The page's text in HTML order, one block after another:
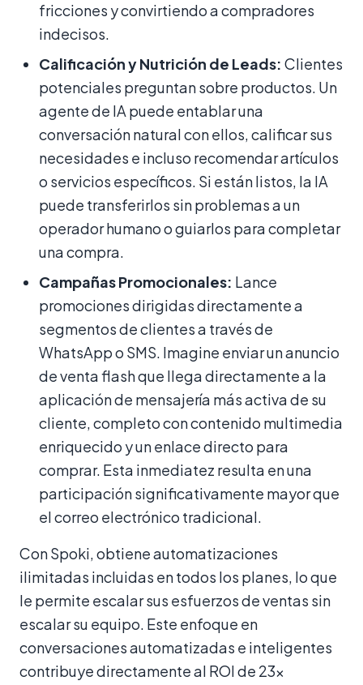
fricciones y convirtiendo a compradores
indecisos.
Calificación y Nutrición de Leads: Clientes
potenciales preguntan sobre productos. Un
agente de IA puede entablar una
conversación natural con ellos, calificar sus
necesidades e incluso recomendar artículos
o servicios específicos. Si están listos, la IA
puede transferirlos sin problemas a un
operador humano o guiarlos para completar
una compra.
Campañas Promocionales: Lance
promociones dirigidas directamente a
segmentos de clientes a través de
WhatsApp o SMS. Imagine enviar un anuncio
de venta flash que llega directamente a la
aplicación de mensajería más activa de su
cliente, completo con contenido multimedia
enriquecido y un enlace directo para
comprar. Esta inmediatez resulta en una
participación significativamente mayor que
el correo electrónico tradicional.
Con Spoki, obtiene automatizaciones
ilimitadas incluidas en todos los planes, lo que
le permite escalar sus esfuerzos de ventas sin
escalar su equipo. Este enfoque en
conversaciones automatizadas e inteligentes
contribuye directamente al ROI de 23x